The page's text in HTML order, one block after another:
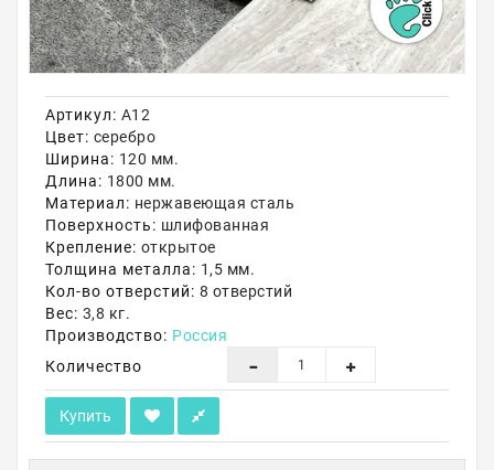
Самовывоз
Акции
Артикул: А12
Цвет: серебро
Ширина: 120 мм.
Длина: 1800 мм.
Материал: нержавеющая сталь
Поверхность: шлифованная
Крепление: открытое
Толщина металла: 1,5 мм.
Кол-во отверстий: 8 отверстий
Вес: 3,8 кг.
Производство: Россия
Количество
Купить